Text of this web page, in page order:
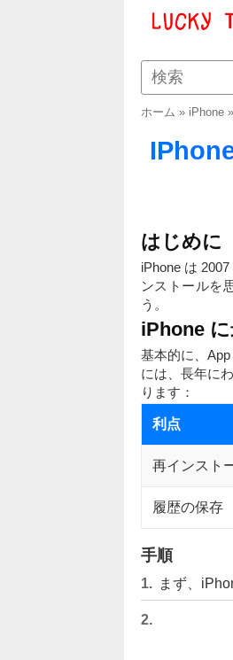
ホーム » iPhone»
はじめに
iPhone は
ンストールを
う。
iPhone
基本的に、
には、長年に
ります：
利点
再インスト
履歴の保存
手順
まず、